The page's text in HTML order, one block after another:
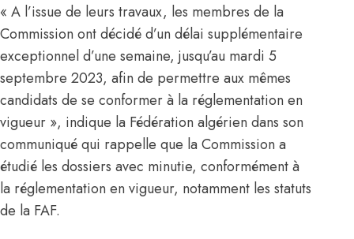
« A l’issue de leurs travaux, les membres de la
Commission ont décidé d’un délai supplémentaire
exceptionnel d’une semaine, jusqu’au mardi 5
septembre 2023, afin de permettre aux mêmes
candidats de se conformer à la réglementation en
vigueur », indique la Fédération algérien dans son
communiqué qui rappelle que la Commission a
étudié les dossiers avec minutie, conformément à
la réglementation en vigueur, notamment les statuts
de la FAF.